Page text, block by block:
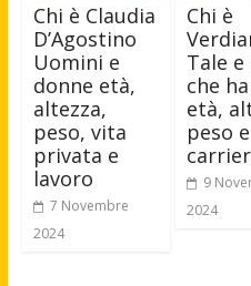
Chi è Claudia
D’Agostino
Uomini e
donne età,
altezza,
peso, vita
privata e
lavoro
7 Novembre
2024
Chi è
Tale e
che
età,
peso e
9
2024